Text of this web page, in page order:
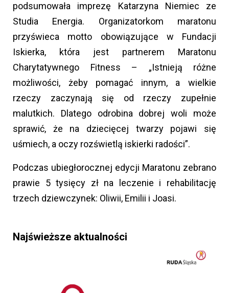
podsumowała imprezę Katarzyna Niemiec ze
Studia Energia. Organizatorkom maratonu
przyświeca motto obowiązujące w Fundacji
Iskierka, która jest partnerem Maratonu
Charytatywnego Fitness – „Istnieją różne
możliwości, żeby pomagać innym, a wielkie
rzeczy zaczynają się od rzeczy zupełnie
malutkich. Dlatego odrobina dobrej woli może
sprawić, że na dziecięcej twarzy pojawi się
uśmiech, a oczy rozświetlą iskierki radości”.
Podczas ubiegłorocznej edycji Maratonu zebrano
prawie 5 tysięcy zł na leczenie i rehabilitację
trzech dziewczynek: Oliwii, Emilii i Joasi.
Najświeższe aktualności